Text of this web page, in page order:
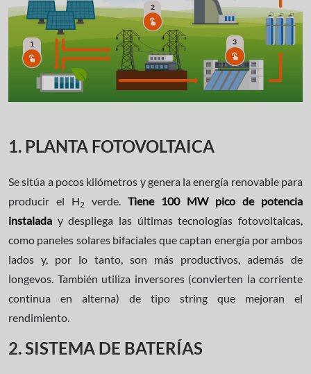
1
2
3
1. PLANTA FOTOVOLTAICA
Se sitúa a pocos kilómetros y genera la energía renovable para
producir el H2 verde. Tiene 100 MW pico de potencia
instalada y despliega las últimas tecnologías fotovoltaicas,
como paneles solares bifaciales que captan energía por ambos
lados y, por lo tanto, son más productivos, además de
longevos. También utiliza inversores (convierten la corriente
continua en alterna) de tipo string que mejoran el
rendimiento.
2. SISTEMA DE BATERÍAS